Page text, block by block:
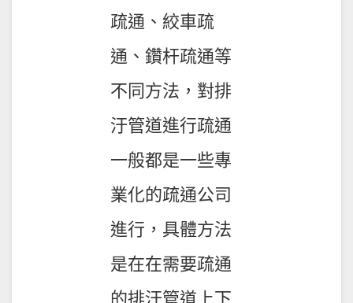
疏通、絞車疏
通、鑽杆疏通等
不同方法，對排
汙管道進行疏通
一般都是一些專
業化的疏通公司
進行，具體方法
是在在需要疏通